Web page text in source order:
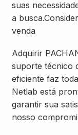
suas
a
venda
Adquirir
suporte técnico
eficiente faz
Netlab está
garantir sua
nosso